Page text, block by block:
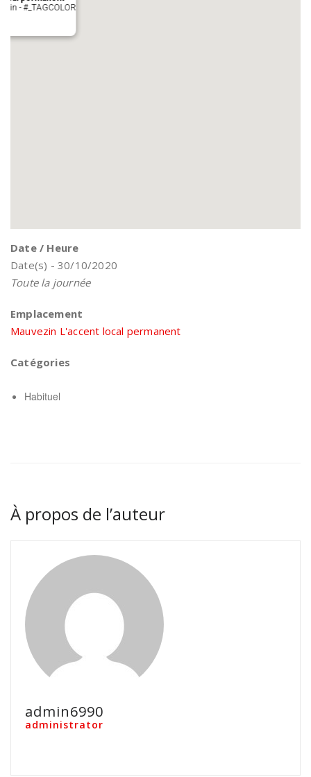
- #_TAGCOLOR
Date / Heure
Date(s) - 30/10/2020
Toute la journée
Emplacement
Mauvezin L'accent local permanent
Catégories
Habituel
À propos de l’auteur
admin6990
administrator